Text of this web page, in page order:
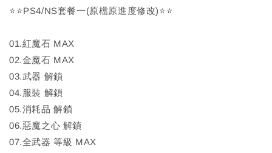
⭐⭐PS4/NS套餐一(原檔原進度修改)⭐⭐
01.紅魔石 MAX
02.金魔石 MAX
03.武器 解鎖
04.服裝 解鎖
05.消耗品 解鎖
06.惡魔之心 解鎖
07.全武器 等級 MAX